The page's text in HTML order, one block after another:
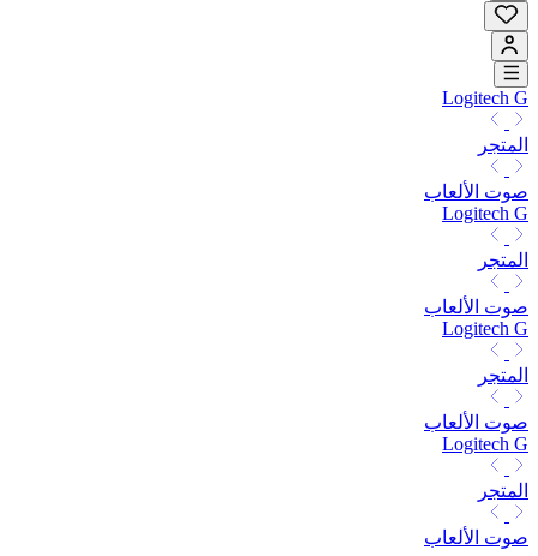
Logitech G
المتجر
صوت الألعاب
Logitech G
المتجر
صوت الألعاب
Logitech G
المتجر
صوت الألعاب
Logitech G
المتجر
صوت الألعاب